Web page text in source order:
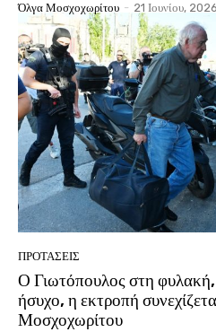
Όλγα Μοσχοχωρίτου - 21 Ιουνίου, 2026
ΠΡΟΤΑΣΕΙΣ
Ο Γιωτόπουλος στη
ήσυχο, η εκτροπή
Μοσχοχωρίτου